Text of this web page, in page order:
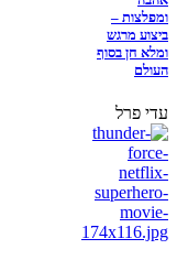
ומפלצות –
ביצוע מרגש
ומלא חן בסוף
העולם
עדי פרל